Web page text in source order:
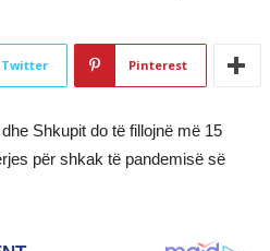
Twitter Pinterest
Shkupit do të fillojnë më 15
për shkak të pandemisë së